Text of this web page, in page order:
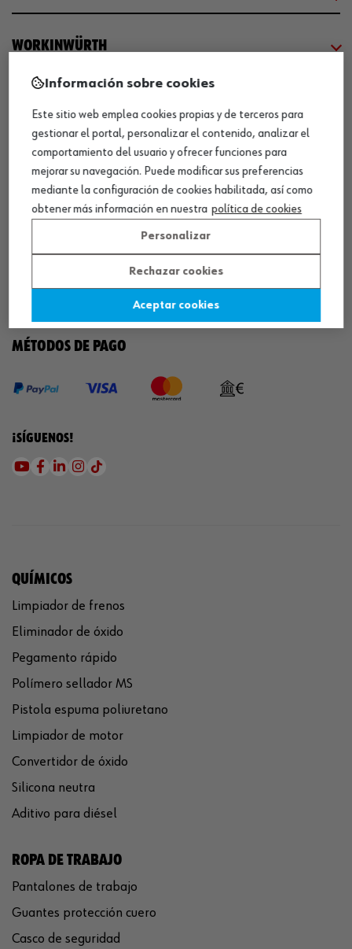
WORKINWÜRTH
¡WÜRTH EMPRESA SOLIDARIA!
¡DESCARGA NUESTRA APP!
MÉTODOS DE PAGO
¡SÍGUENOS!
QUÍMICOS
Limpiador de frenos
Eliminador de óxido
Pegamento rápido
Polímero sellador MS
Pistola espuma poliuretano
Limpiador de motor
Convertidor de óxido
Silicona neutra
Aditivo para diésel
ROPA DE TRABAJO
Pantalones de trabajo
Guantes protección cuero
Casco de seguridad
Información sobre cookies
Este sitio web emplea cookies propias y de terceros para
gestionar el portal, personalizar el contenido, analizar el
comportamiento del usuario y ofrecer funciones para
mejorar su navegación. Puede modificar sus preferencias
mediante la configuración de cookies habilitada, así como
obtener más información en nuestra política de cookies
Personalizar
Rechazar cookies
Aceptar cookies